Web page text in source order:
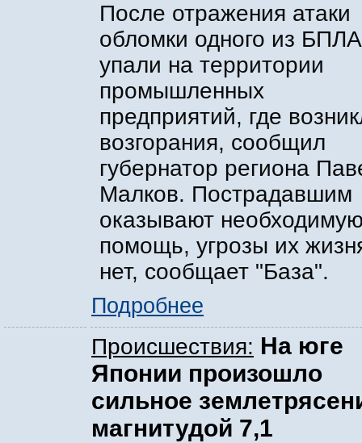
После отражения атаки
обломки одного из БПЛА
упали на территории
промышленных
предприятий, где
возгорания, сообщил
губернатор региона
Малков. Пострадавшим
оказывают
помощь, угрозы их
нет, сообщает "База".
Подробнее
Происшествия: На юге
Японии произошло
сильное
магнитудой 7,1